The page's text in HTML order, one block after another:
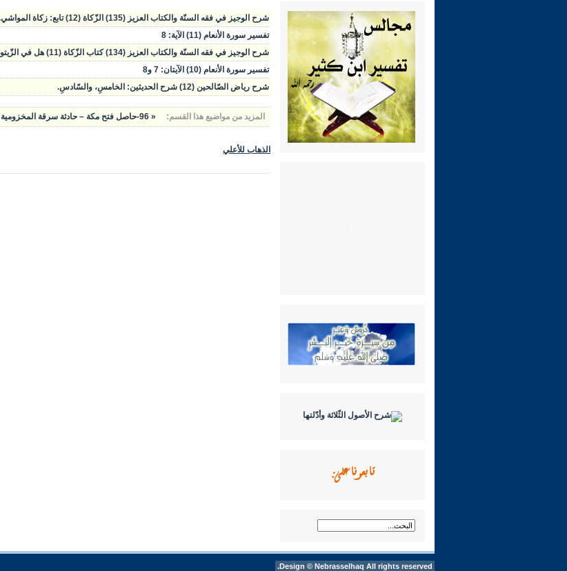
شرح الوجيز في فقه السنّة والكتاب العزيز (135) الزّكاة (12) تابع: زكاة المواشي.
تفسير سورة الأنعام (11) الآية: 8
شرح الوجيز في فقه السنّة والكتاب العزيز (134) كتاب الزّكاة (11) هل في الزّيتون والعسل زكاة؟ زكاة المواشي.
تفسير سورة الأنعام (10) الآيتان: 7 و8
شرح رياض الصّالحين (12) شرح الحديثين: الخامسِ، والسّادسِ.
المزيد من مواضيع هذا القسم: « 96-حاصل فتح مكة – حادثة سرقة المخزومية
الذهاب للأعلي
تابعونا على:
Design © Nebrasselhaq All rights reserved.